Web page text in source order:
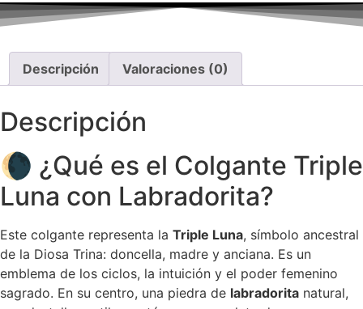
Descripción Valoraciones (0)
Descripción
🌘 ¿Qué es el Colgante Triple
Luna con Labradorita?
Este colgante representa la Triple Luna, símbolo ancestral
de la Diosa Trina: doncella, madre y anciana. Es un
emblema de los ciclos, la intuición y el poder femenino
sagrado. En su centro, una piedra de labradorita natural,